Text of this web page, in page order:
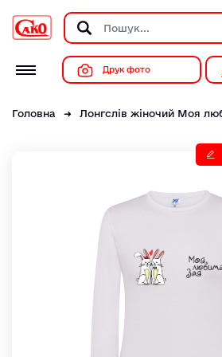
Друк фото
Головна Лонгслів жіночий Моя